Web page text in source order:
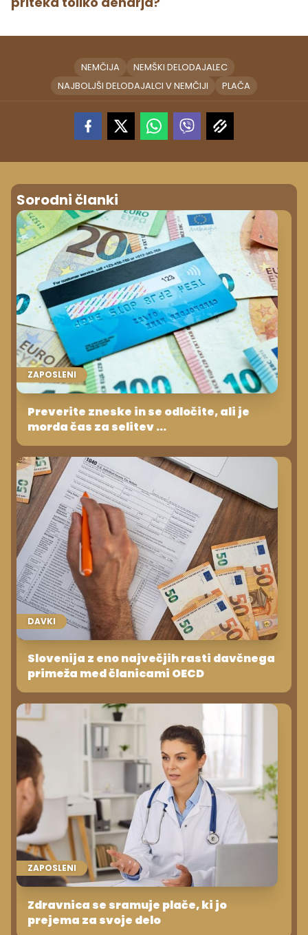
NEMČIJA
NEMŠKI DELODAJALEC
NAJBOLJŠI DELODAJALCI V NEMČIJI
PLAČA
Sorodni članki
ZAPOSLENI
Preverite zneske in se odločite, ali je
morda čas za selitev ...
DAVKI
Slovenija z eno največjih rasti davčnega
primeža med članicami OECD
ZAPOSLENI
Zdravnica se sramuje plače, ki jo
prejema za svoje delo